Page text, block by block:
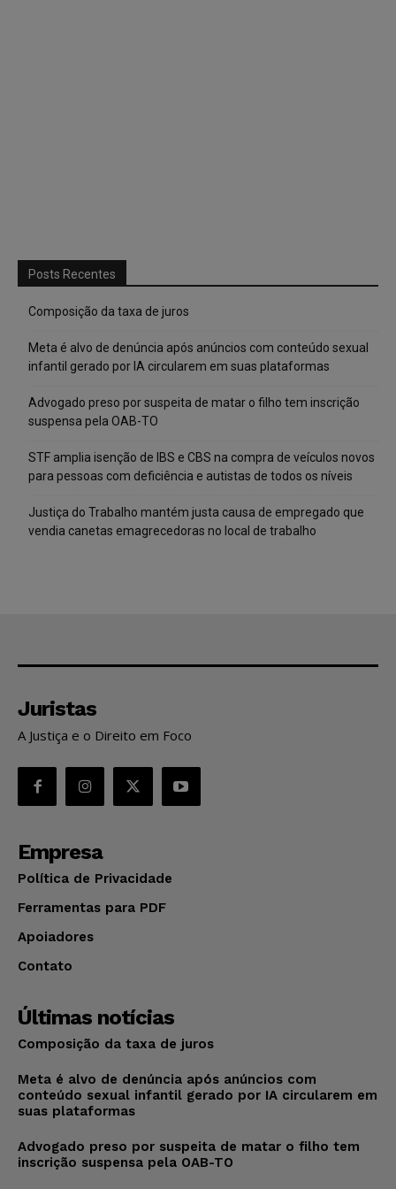
Posts Recentes
Composição da taxa de juros
Meta é alvo de denúncia após anúncios com conteúdo sexual
infantil gerado por IA circularem em suas plataformas
Advogado preso por suspeita de matar o filho tem inscrição
suspensa pela OAB-TO
STF amplia isenção de IBS e CBS na compra de veículos novos
para pessoas com deficiência e autistas de todos os níveis
Justiça do Trabalho mantém justa causa de empregado que
vendia canetas emagrecedoras no local de trabalho
Juristas
A Justiça e o Direito em Foco
Empresa
Política de Privacidade
Ferramentas para PDF
Apoiadores
Contato
Últimas notícias
Composição da taxa de juros
Meta é alvo de denúncia após anúncios com
conteúdo sexual infantil gerado por IA circularem em
suas plataformas
Advogado preso por suspeita de matar o filho tem
inscrição suspensa pela OAB-TO